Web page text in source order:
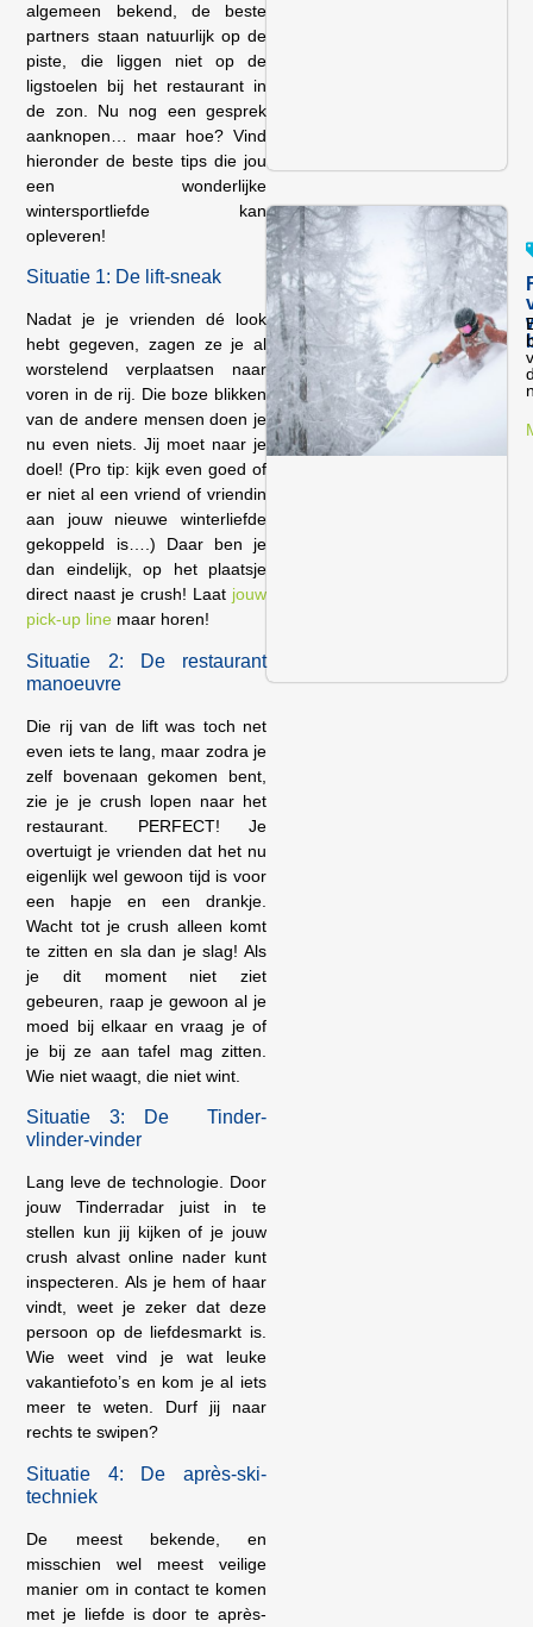
algemeen bekend, de beste
partners staan natuurlijk op de
piste, die liggen niet op de
ligstoelen bij het restaurant in
de zon. Nu nog een gesprek
aanknopen… maar hoe? Vind
hieronder de beste tips die jou
een wonderlijke
wintersportliefde kan
opleveren!
Situatie 1: De lift-sneak
Nadat je je vrienden dé look
hebt gegeven, zagen ze je al
worstelend verplaatsen naar
voren in de rij. Die boze blikken
van de andere mensen doen je
nu even niets. Jij moet naar je
doel! (Pro tip: kijk even goed of
er niet al een vriend of vriendin
aan jouw nieuwe winterliefde
gekoppeld is….) Daar ben je
dan eindelijk, op het plaatsje
direct naast je crush! Laat jouw
pick-up line maar horen!
Situatie 2: De restaurant
manoeuvre
Die rij van de lift was toch net
even iets te lang, maar zodra je
zelf bovenaan gekomen bent,
zie je je crush lopen naar het
restaurant. PERFECT! Je
overtuigt je vrienden dat het nu
eigenlijk wel gewoon tijd is voor
een hapje en een drankje.
Wacht tot je crush alleen komt
te zitten en sla dan je slag! Als
je dit moment niet ziet
gebeuren, raap je gewoon al je
moed bij elkaar en vraag je of
je bij ze aan tafel mag zitten.
Wie niet waagt, die niet wint.
Situatie 3: De Tinder-
vlinder-vinder
Lang leve de technologie. Door
jouw Tinderradar juist in te
stellen kun jij kijken of je jouw
crush alvast online nader kunt
inspecteren. Als je hem of haar
vindt, weet je zeker dat deze
persoon op de liefdesmarkt is.
Wie weet vind je wat leuke
vakantiefoto’s en kom je al iets
meer te weten. Durf jij naar
rechts te swipen?
Situatie 4: De après-ski-
techniek
De meest bekende, en
misschien wel meest veilige
manier om in contact te komen
met je liefde is door te après-